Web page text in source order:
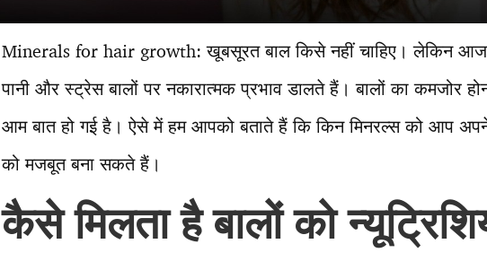
Minerals for hair growth: खूबसूरत बाल किसे नहीं चाहिए। लेकिन
पानी और स्ट्रेस बालों पर नकारात्मक प्रभाव डालते हैं। बालों का कमजोर
आम बात हो गई है। ऐसे में हम आपको बताते हैं कि किन मिनरल्स को आप
को मजबूत बना सकते हैं।
कैसे मिलता है बालों को